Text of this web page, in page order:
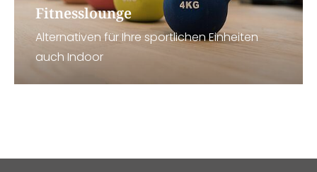
Fitnesslounge
Alternativen für Ihre sportlichen Einheiten
auch Indoor